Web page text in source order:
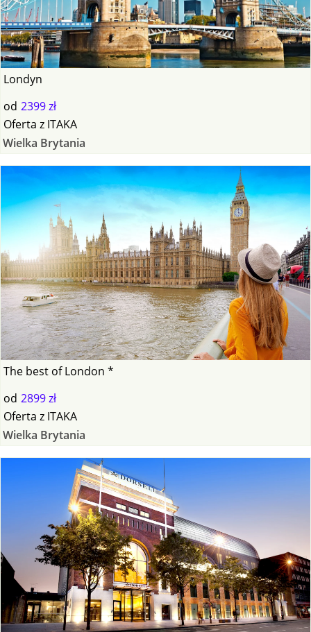
Londyn
od 2399 zł
Oferta z ITAKA
Wielka Brytania
The best of London *
od 2899 zł
Oferta z ITAKA
Wielka Brytania